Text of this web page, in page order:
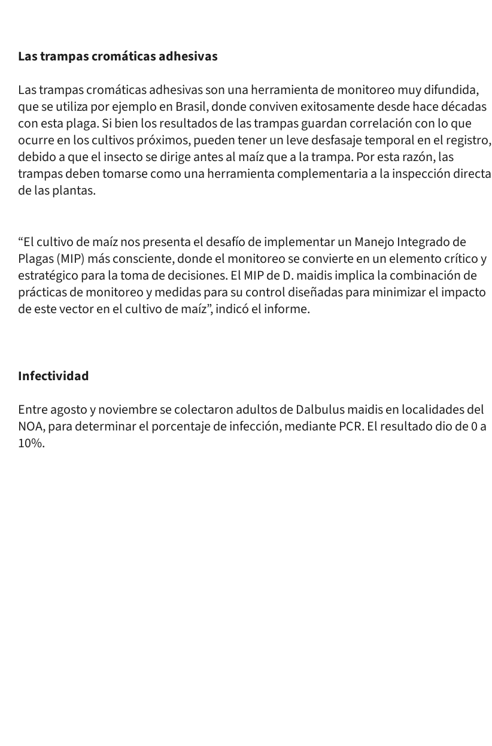
Las trampas cromáticas adhesivas
Las trampas cromáticas adhesivas son una herramienta de monitoreo muy difundida,
que se utiliza por ejemplo en Brasil, donde conviven exitosamente desde hace décadas
con esta plaga. Si bien los resultados de las trampas guardan correlación con lo que
ocurre en los cultivos próximos, pueden tener un leve desfasaje temporal en el registro,
debido a que el insecto se dirige antes al maíz que a la trampa. Por esta razón, las
trampas deben tomarse como una herramienta complementaria a la inspección directa
de las plantas.
“El cultivo de maíz nos presenta el desafío de implementar un Manejo Integrado de
Plagas (MIP) más consciente, donde el monitoreo se convierte en un elemento crítico y
estratégico para la toma de decisiones. El MIP de D. maidis implica la combinación de
prácticas de monitoreo y medidas para su control diseñadas para minimizar el impacto
de este vector en el cultivo de maíz”, indicó el informe.
Infectividad
Entre agosto y noviembre se colectaron adultos de Dalbulus maidis en localidades del
NOA, para determinar el porcentaje de infección, mediante PCR. El resultado dio de 0 a
10%.